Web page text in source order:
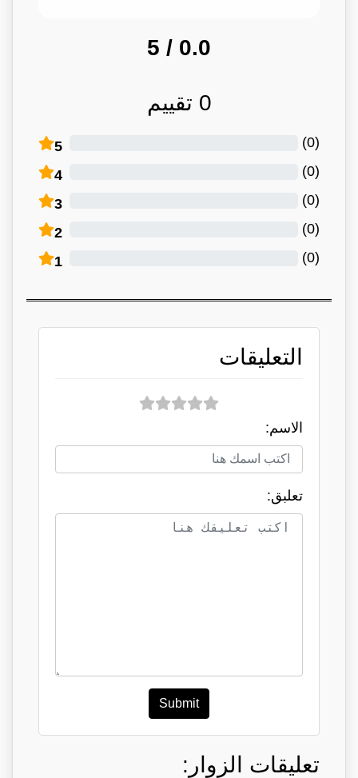
0.0
/ 5
0 تقييم
5 (
0
)
4 (
0
)
3 (
0
)
2 (
0
)
1 (
0
)
التعليقات
الاسم:
تعلبق:
Submit
تعليقات الزوار: